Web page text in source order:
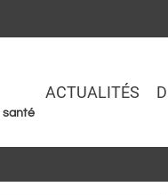
santé
ACTUALITÉS